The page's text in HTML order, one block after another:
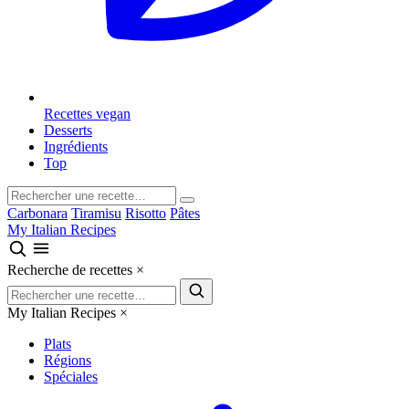
Recettes vegan
Desserts
Ingrédients
Top
Carbonara Tiramisu Risotto Pâtes
My Italian Recipes
Recherche de recettes ×
My Italian Recipes ×
Plats
Régions
Spéciales